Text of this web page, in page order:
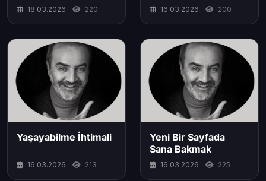
18.03.2026 220 16.03.2026 200
Yaşayabilme İhtimali
16.03.2026 213
Yeni Bir Sayfada
Sana Bakmak
16.03.2026 225